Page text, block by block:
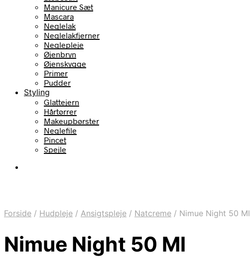
Manicure Sæt
Mascara
Neglelak
Neglelakfjerner
Neglepleje
Øjenbryn
Øjenskygge
Primer
Pudder
Styling
Glattejern
Hårtørrer
Makeupbørster
Neglefile
Pincet
Spejle
Forside / Hudpleje / Ansigtspleje / Natcreme / Nimue Night 50 Ml
Nimue Night 50 Ml